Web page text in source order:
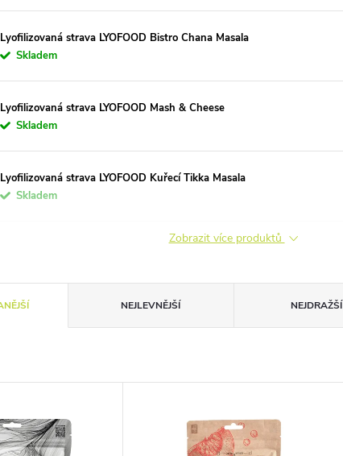
Lyofilizovaná strava LYOFOOD Bistro Chana Masala
Skladem
Lyofilizovaná strava LYOFOOD Mash & Cheese
Skladem
Lyofilizovaná strava LYOFOOD Kuřecí Tikka Masala
Skladem
Zobrazit více produktů
NEJLEVNĚJŠÍ NEJDRAŽŠÍ